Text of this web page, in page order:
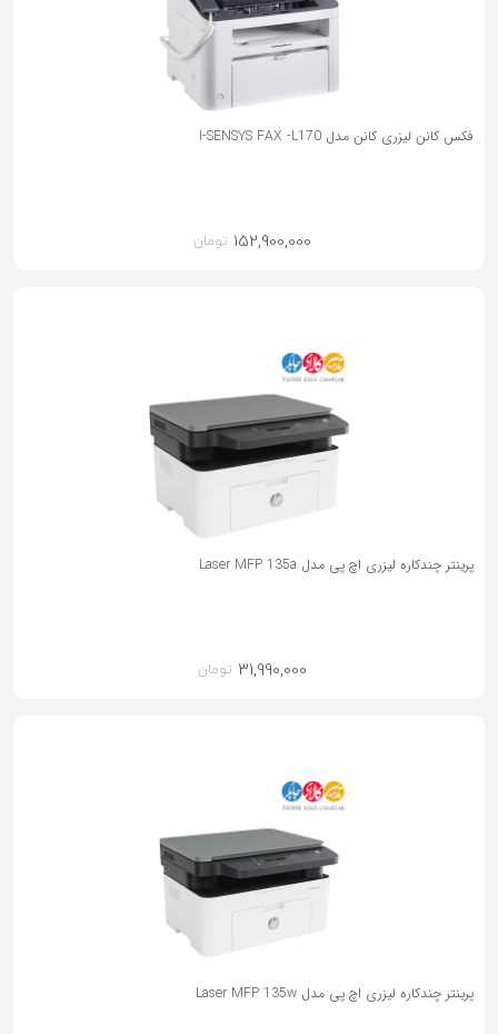
فکس کانن لیزری کانن مدل I-SENSYS FAX -L170
تومان 152,900,000
پرینتر چندکاره لیزری اچ پی مدل Laser MFP 135a
تومان 31,990,000
پرینتر چندکاره لیزری اچ پی مدل Laser MFP 135w